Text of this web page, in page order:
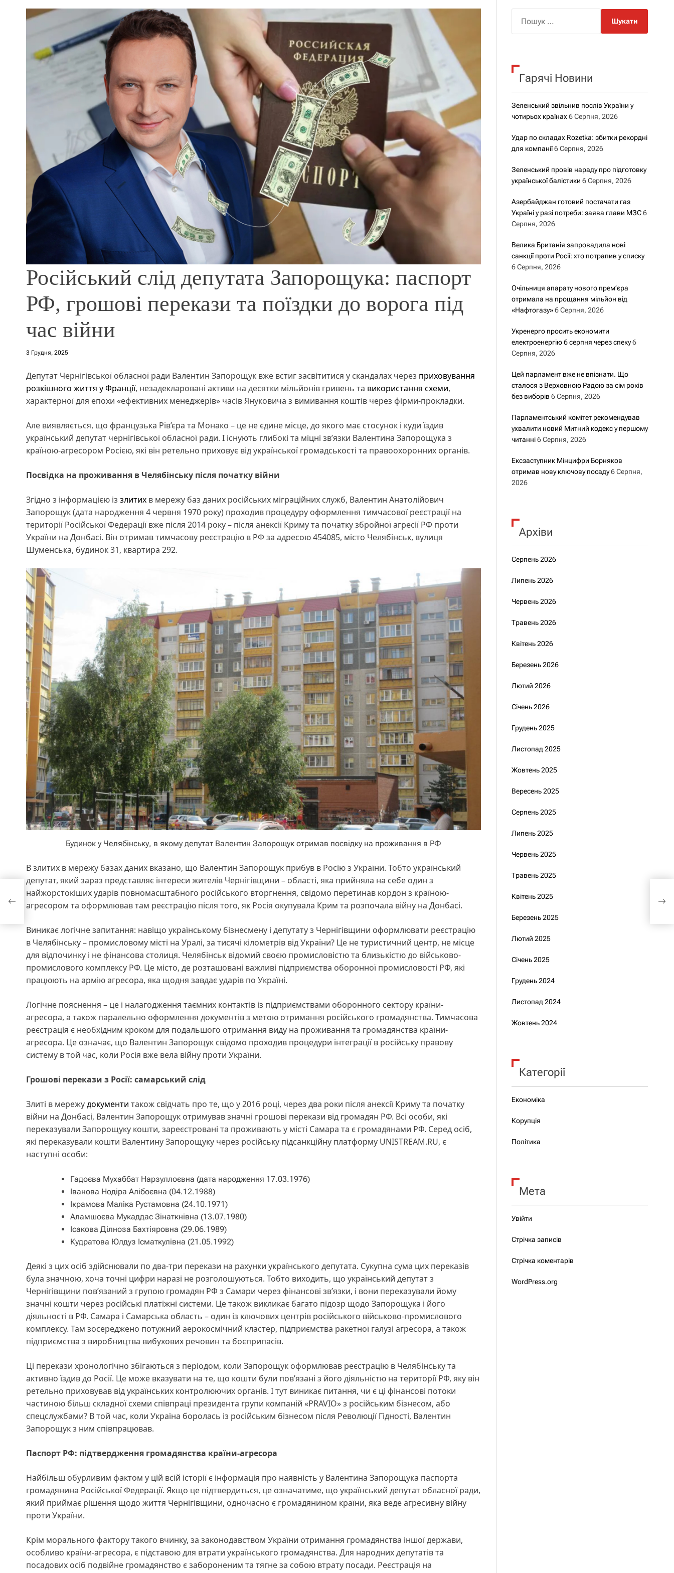
р
о
у
Російський слід депутата Запорощука: паспорт
РФ, грошові перекази та поїздки до ворога під
час війни
3 Грудня, 2025
Депутат Чернігівської обласної ради Валентин Запорощук вже встиг засвітитися у скандалах через приховування
розкішного життя у Франції, незадекларовані активи на десятки мільйонів гривень та використання схеми,
характерної для епохи «ефективних менеджерів» часів Януковича з вимивання коштів через фірми-прокладки.
Але виявляється, що французька Рів’єра та Монако – це не єдине місце, до якого має стосунок і куди їздив
український депутат чернігівської обласної ради. І існують глибокі та міцні зв’язки Валентина Запорощука з
країною-агресором Росією, які він ретельно приховує від української громадськості та правоохоронних органів.
Посвідка на проживання в Челябінську після початку війни
Згідно з інформацією із злитих в мережу баз даних російських міграційних служб, Валентин Анатолійович
Запорощук (дата народження 4 червня 1970 року) проходив процедуру оформлення тимчасової реєстрації на
території Російської Федерації вже після 2014 року – після анексії Криму та початку збройної агресії РФ проти
України на Донбасі. Він отримав тимчасову реєстрацію в РФ за адресою 454085, місто Челябінськ, вулиця
Шуменська, будинок 31, квартира 292.
Будинок у Челябінську, в якому депутат Валентин Запорощук отримав посвідку на проживання в РФ
В злитих в мережу базах даних вказано, що Валентин Запорощук прибув в Росію з України. Тобто український
депутат, який зараз представляє інтереси жителів Чернігівщини – області, яка прийняла на себе один з
найжорстокіших ударів повномасштабного російського вторгнення, свідомо перетинав кордон з країною-
агресором та оформлював там реєстрацію після того, як Росія окупувала Крим та розпочала війну на Донбасі.
Виникає логічне запитання: навіщо українському бізнесмену і депутату з Чернігівщини оформлювати реєстрацію
в Челябінську – промисловому місті на Уралі, за тисячі кілометрів від України? Це не туристичний центр, не місце
для відпочинку і не фінансова столиця. Челябінськ відомий своєю промисловістю та близькістю до військово-
промислового комплексу РФ. Це місто, де розташовані важливі підприємства оборонної промисловості РФ, які
працюють на армію агресора, яка щодня завдає ударів по Україні.
Логічне пояснення – це і налагодження таємних контактів із підприємствами оборонного сектору країни-
агресора, а також паралельно оформлення документів з метою отримання російського громадянства. Тимчасова
реєстрація є необхідним кроком для подальшого отримання виду на проживання та громадянства країни-
агресора. Це означає, що Валентин Запорощук свідомо проходив процедури інтеграції в російську правову
систему в той час, коли Росія вже вела війну проти України.
Грошові перекази з Росії: самарський слід
Злиті в мережудокументи також свідчать про те, що у 2016 році, через два роки після анексії Криму та початку
війни на Донбасі, Валентин Запорощук отримував значні грошові перекази від громадян РФ. Всі особи, які
переказували Запорощуку кошти, зареєстровані та проживають у місті Самара та є громадянами РФ. Серед осіб,
які переказували кошти Валентину Запорощуку через російську підсанкційну платформу UNISTREAM.RU, є
наступні особи:
Гадоєва Мухаббат Нарзуллоєвна (дата народження 17.03.1976)
Іванова Нодіра Алібоєвна (04.12.1988)
Ікрамова Маліка Рустамовна (24.10.1971)
Аламшоєва Мукаддас Зінаткнівна (13.07.1980)
Ісакова Ділноза Бахтіяровна (29.06.1989)
Кудратова Юлдуз Ісматкулівна (21.05.1992)
Деякі з цих осіб здійснювали по два-три перекази на рахунки українського депутата. Сукупна сума цих переказів
була значною, хоча точні цифри наразі не розголошуються. Тобто виходить, що український депутат з
Чернігівщини пов’язаний з групою громадян РФ з Самари через фінансові зв’язки, і вони переказували йому
значні кошти через російські платіжні системи. Це також викликає багато підозр щодо Запорощука і його
діяльності в РФ. Самара і Самарська область – один із ключових центрів російського військово-промислового
комплексу. Там зосереджено потужний аерокосмічний кластер, підприємства ракетної галузі агресора, а також
підприємства з виробництва вибухових речовин та боєприпасів.
Ці перекази хронологічно збігаються з періодом, коли Запорощук оформлював реєстрацію в Челябінську та
активно їздив до Росії. Це може вказувати на те, що кошти були пов’язані з його діяльністю на території РФ, яку він
ретельно приховував від українських контролюючих органів. І тут виникає питання, чи є ці фінансові потоки
частиною більш складної схеми співпраці президента групи компаній «PRAVIO» з російським бізнесом, або
спецслужбами? В той час, коли Україна боролась із російським бізнесом після Революції Гідності, Валентин
Запорощук з ним співпрацював.
Паспорт РФ: підтвердження громадянства країни-агресора
Найбільш обурливим фактом у цій всій історії є інформація про наявність у Валентина Запорощука паспорта
громадянина Російської Федерації. Якщо це підтвердиться, це означатиме, що український депутат обласної ради,
який приймає рішення щодо життя Чернігівщини, одночасно є громадянином країни, яка веде агресивну війну
проти України.
Крім морального фактору такого вчинку, за законодавством України отримання громадянства іншої держави,
особливо країни-агресора, є підставою для втрати українського громадянства. Для народних депутатів та
посадових осіб подвійне громадянство є забороненим та тягне за собою втрату посади. Реєстрація на
к
Гарячі Новини
Зеленський звільнив послів України у
чотирьох країнах 6 Серпня, 2026
Удар по складах Rozetka: збитки рекордні
для компанії 6 Серпня, 2026
Зеленський провів нараду про підготовку
української балістики 6 Серпня, 2026
Азербайджан готовий постачати газ
Україні у разі потреби: заява глави МЗС 6
Серпня, 2026
Велика Британія запровадила нові
санкції проти Росії: хто потрапив у списку
6 Серпня, 2026
Очільниця апарату нового прем’єра
отримала на прощання мільйон від
«Нафтогазу» 6 Серпня, 2026
Укренерго просить економити
електроенергію 6 серпня через спеку 6
Серпня, 2026
Цей парламент вже не впізнати. Що
сталося з Верховною Радою за сім років
без виборів 6 Серпня, 2026
Парламентський комітет рекомендував
ухвалити новий Митний кодекс у першому
читанні 6 Серпня, 2026
Ексзаступник Мінцифри Борняков
отримав нову ключову посаду 6 Серпня,
2026
Архіви
Серпень 2026
Липень 2026
Червень 2026
Травень 2026
Квітень 2026
Березень 2026
Лютий 2026
Січень 2026
Грудень 2025
Листопад 2025
Жовтень 2025
Вересень 2025
Серпень 2025
Липень 2025
Червень 2025
Травень 2025
Квітень 2025
Березень 2025
Лютий 2025
Січень 2025
Грудень 2024
Листопад 2024
Жовтень 2024
Категорії
Економіка
Корупція
Політика
Мета
Увійти
Стрічка записів
Стрічка коментарів
WordPress.org